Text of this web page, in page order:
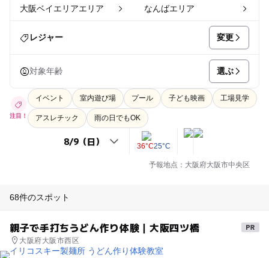
大阪ベイエリアエリア なんばエリア
レジャー 変更
対象年齢 選ぶ
注目！
イベント 室内遊び場 プール 子ども映画 工場見学
アスレチック 雨の日でもOK
36°C25°C
予報地点：大阪府大阪市中央区
68件のスポット
親子で手打ちうどん作り体験｜大阪四ツ橋
大阪府大阪市西区